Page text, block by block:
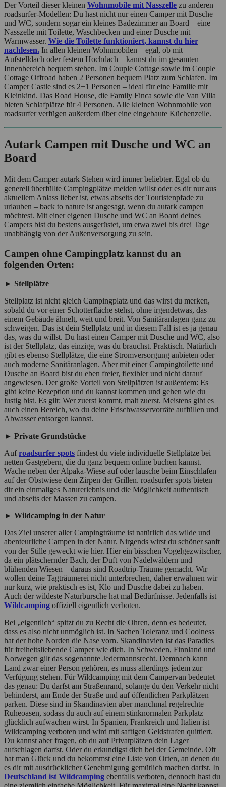
Der Vorteil dieser kleinen Wohnmobile mit Nasszelle zu anderen
roadsurfer-Modellen: Du hast nicht nur einen Camper mit Dusche
und WC, sondern sogar ein kleines Badezimmer an Board – eine
Nasszelle mit Toilette, Waschbecken und einer Dusche mit
Warmwasser. Wie die Toilette funktioniert, kannst du hier
nachlesen. In allen kleinen Wohnmobilen – egal, ob mit
Aufstelldach oder festem Hochdach – kannst du im gesamten
Innenbereich bequem stehen. Im Couple Cottage sowie im Couple
Cottage Offroad haben 2 Personen bequem Platz zum Schlafen. Im
Camper Castle sind es 2+1 Personen – ideal für eine Familie mit
Kleinkind. Das Road House, die Family Finca sowie die Van Villa
bieten Schlafplätze für 4 Personen. Alle kleinen Wohnmobile von
roadsurfer verfügen außerdem über eine eingebaute Küchenzeile.
Autark Campen mit Dusche und WC an
Board
Mit dem Camper autark Stehen wird immer beliebter. Egal ob du
generell überfüllte Campingplätze meiden willst oder es dir nur aus
aktuellem Anlass lieber ist, etwas abseits der Touristenpfade zu
urlauben – back to nature ist angesagt, wenn du autark campen
möchtest. Mit einer eigenen Dusche und WC an Board deines
Campers bist du bestens ausgerüstet, um etwa zwei bis drei Tage
unabhängig von der Außenversorgung zu sein.
Campen ohne Campingplatz kannst du an
folgenden Orten:
► Stellplätze
Stellplatz ist nicht gleich Campingplatz und das wirst du merken,
sobald du vor einer Schotterfläche stehst, ohne irgendetwas, das
einem Gebäude ähnelt, weit und breit. Von Sanitäranlagen ganz zu
schweigen. Das ist dein Stellplatz und in diesem Fall ist es ja genau
das, was du willst. Du hast einen Camper mit Dusche und WC, also
ist der Stellplatz, das einzige, was du brauchst. Praktisch. Natürlich
gibt es ebenso Stellplätze, die eine Stromversorgung anbieten oder
auch moderne Sanitäranlagen. Aber mit einer Campingtoilette und
Dusche an Board bist du eben freier, flexibler und nicht darauf
angewiesen. Der große Vorteil von Stellplätzen ist außerdem: Es
gibt keine Rezeption und du kannst kommen und gehen wie du
lustig bist. Es gilt: Wer zuerst kommt, malt zuerst. Meistens gibt es
auch einen Bereich, wo du deine Frischwasservorräte auffüllen und
Abwasser entsorgen kannst.
► Private Grundstücke
Aufroadsurfer spots findest du viele individuelle Stellplätze bei
netten Gastgebern, die du ganz bequem online buchen kannst.
Wache neben der Alpaka-Wiese auf oder lausche beim Einschlafen
auf der Obstwiese dem Zirpen der Grillen. roadsurfer spots bieten
dir ein einmaliges Naturerlebnis und die Möglichkeit authentisch
und abseits der Massen zu campen.
► Wildcamping in der Natur
Das Ziel unserer aller Campingträume ist natürlich das wilde und
abenteurliche Campen in der Natur. Nirgends wirst du schöner sanft
von der Stille geweckt wie hier. Hier ein bisschen Vogelgezwitscher,
da ein plätschernder Bach, der Duft von Nadelwäldern und
blühenden Wiesen – daraus sind Roadtrip-Träume gemacht. Wir
wollen deine Tagträumerei nicht unterbrechen, daher erwähnen wir
nur kurz, wie praktisch es ist, Klo und Dusche dabei zu haben.
Auch der wildeste Naturbursche hat mal Bedürfnisse. Jedenfalls ist
Wildcamping offiziell eigentlich verboten.
Bei „eigentlich“ spitzt du zu Recht die Ohren, denn es bedeutet,
dass es also nicht unmöglich ist. In Sachen Toleranz und Coolness
hat der hohe Norden die Nase vorn. Skandinavien ist das Paradies
für freiheitsliebende Camper wie dich. In Schweden, Finnland und
Norwegen gilt das sogenannte Jedermannsrecht. Demnach kann
Land zwar einer Person gehören, es muss allerdings jedem zur
Verfügung stehen. Für Wildcamping mit dem Campervan bedeutet
das genau: Du darfst am Straßenrand, solange du den Verkehr nicht
behinderst, am Ende der Straße und auf öffentlichen Parkplätzen
parken. Diese sind in Skandinavien aber manchmal regelrechte
Ruheoasen, sodass du auch auf einem stinknormalen Parkplatz
glücklich aufwachen wirst. In Spanien, Frankreich und Italien ist
Wildcamping verboten und wird mit saftigen Geldstrafen quittiert.
Du kannst aber fragen, ob du auf Privatplätzen dein Lager
aufschlagen darfst. Oder du erkundigst dich bei der Gemeinde. Oft
hat man Glück und du bekommst eine Liste von Orten, an denen du
es dir mit ausdrücklicher Genehmigung gemütlich machen darfst. In
Deutschland ist Wildcamping ebenfalls verboten, dennoch hast du